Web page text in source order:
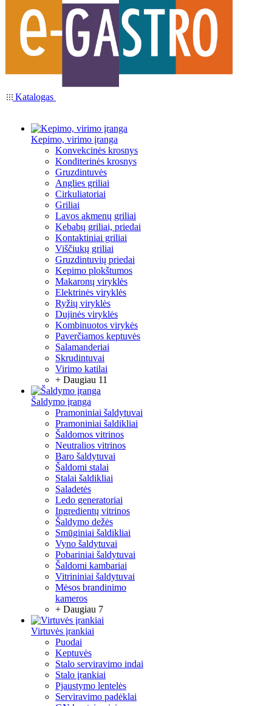
Katalogas
Kepimo, virimo įranga
Konvekcinės krosnys
Konditerinės krosnys
Gruzdintuvės
Anglies griliai
Cirkuliatoriai
Griliai
Lavos akmenų griliai
Kebabų griliai, priedai
Kontaktiniai griliai
Viščiukų griliai
Gruzdintuvių priedai
Kepimo plokštumos
Makaronų viryklės
Elektrinės viryklės
Ryžių viryklės
Dujinės viryklės
Kombinuotos virykės
Paverčiamos keptuvės
Salamanderiai
Skrudintuvai
Virimo katilai
+ Daugiau 11
Šaldymo įranga
Pramoniniai šaldytuvai
Pramoniniai šaldikliai
Šaldomos vitrinos
Neutralios vitrinos
Baro šaldytuvai
Šaldomi stalai
Stalai šaldikliai
Saladetės
Ledo generatoriai
Ingredientų vitrinos
Šaldymo dežės
Smūginiai šaldikliai
Vyno šaldytuvai
Pobariniai šaldytuvai
Šaldomi kambariai
Vitrininiai šaldytuvai
Mėsos brandinimo
kameros
+ Daugiau 7
Virtuvės įrankiai
Puodai
Keptuvės
Stalo serviravimo indai
Stalo įrankiai
Pjaustymo lentelės
Serviravimo padėklai